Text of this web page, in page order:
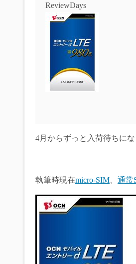
ReviewDays
4月からずっと入荷待ちに
執筆時現在micro-SIM 通常